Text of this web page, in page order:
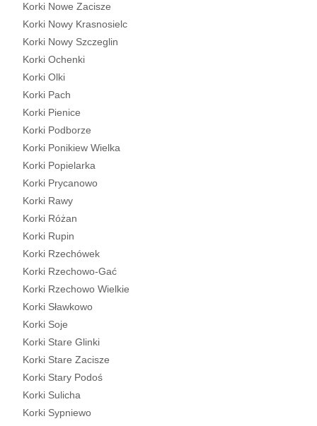
Korki Nowe Zacisze
Korki Nowy Krasnosielc
Korki Nowy Szczeglin
Korki Ochenki
Korki Olki
Korki Pach
Korki Pienice
Korki Podborze
Korki Ponikiew Wielka
Korki Popielarka
Korki Prycanowo
Korki Rawy
Korki Różan
Korki Rupin
Korki Rzechówek
Korki Rzechowo-Gać
Korki Rzechowo Wielkie
Korki Sławkowo
Korki Soje
Korki Stare Glinki
Korki Stare Zacisze
Korki Stary Podoś
Korki Sulicha
Korki Sypniewo